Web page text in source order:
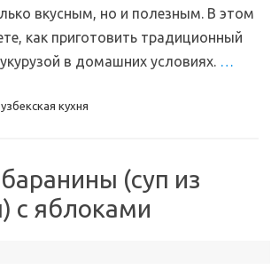
вкусным, но и полезным. В этом
как приготовить традиционный
в домашних условиях. …
узбекская кухня
(суп из
с яблоками